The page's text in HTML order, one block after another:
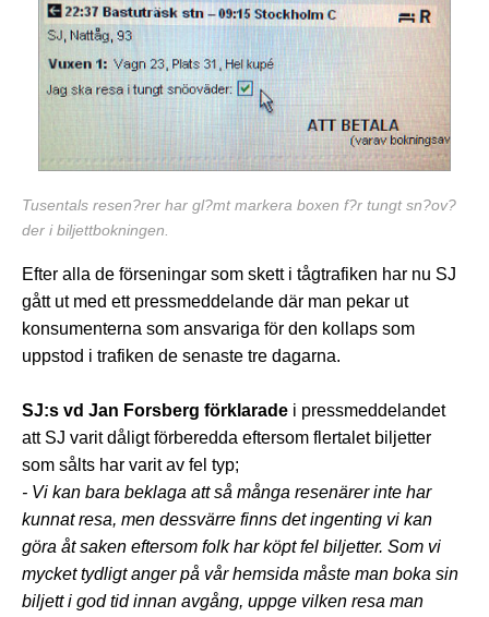
Tusentals resen?rer har gl?mt markera boxen f?r tungt sn?ov?
der i biljettbokningen.
Efter alla de förseningar som skett i tågtrafiken har nu SJ
gått ut med ett pressmeddelande där man pekar ut
konsumenterna som ansvariga för den kollaps som
uppstod i trafiken de senaste tre dagarna.
SJ:s vd Jan Forsberg förklarade i pressmeddelandet
att SJ varit dåligt förberedda eftersom flertalet biljetter
som sålts har varit av fel typ;
- Vi kan bara beklaga att så många resenärer inte har
kunnat resa, men dessvärre finns det ingenting vi kan
göra åt saken eftersom folk har köpt fel biljetter. Som vi
mycket tydligt anger på vår hemsida måste man boka sin
biljett i god tid innan avgång, uppge vilken resa man